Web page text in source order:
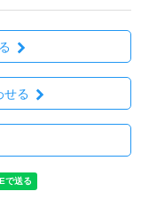
せる